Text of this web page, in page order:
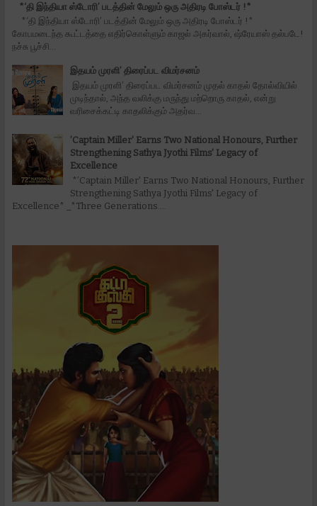
*‘தி இந்தியா ஸ்டோரி’ படத்தின் மேலும் ஒரு அதிரடி போஸ்டர் !*
*‘தி இந்தியா ஸ்டோரி’ படத்தின் மேலும் ஒரு அதிரடி போஸ்டர் !*
கோபமடைந்த கூட்டத்தை எதிர்கொள்ளும் காஜல் அகர்வால், ஷ்ரேயாஸ் தல்படே!
நச்சு பூச்சி...
இதயம் முரளி’ திரைப்பட விமர்சனம்
இதயம் முரளி’ திரைப்பட விமர்சனம் முதல் காதல் தோல்வியில்
முடிந்தால், அந்த வலிக்கு மருந்து மற்றொரு காதல், என்று
வரிசைக்கட்டி காதலிக்கும் அதர்வ...
’Captain Miller' Earns Two National Honours, Further
Strengthening Sathya Jyothi Films' Legacy of
Excellence
*’Captain Miller' Earns Two National Honours, Further
Strengthening Sathya Jyothi Films' Legacy of
Excellence* _*Three Generations....